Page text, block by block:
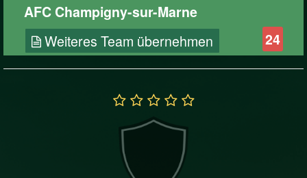
AFC Champigny-sur-Marne
Weiteres Team übernehmen 24